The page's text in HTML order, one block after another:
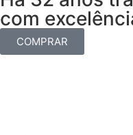
com
COMPRAR